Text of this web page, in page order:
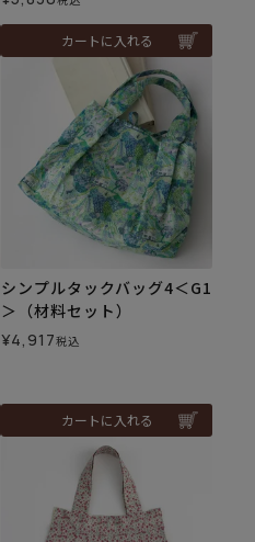
カートに入れる
シンプルタックバッグ4＜G1
＞（材料セット）
¥4,917税込
カートに入れる